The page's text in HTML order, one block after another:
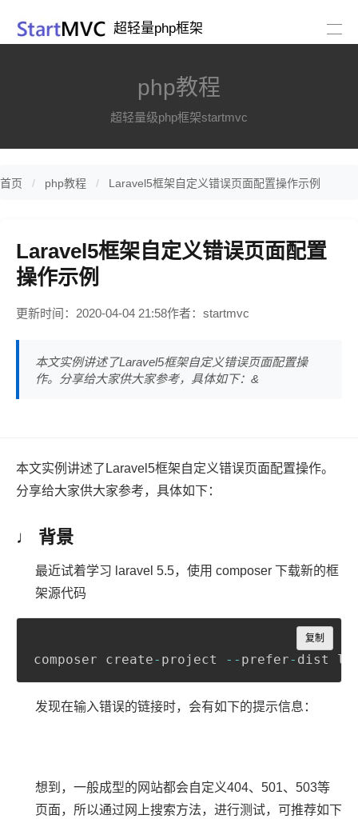
超轻量php框架
php教程
超轻量级php框架startmvc
首页 php教程 Laravel5框架自定义错误页面配置操作示例
Laravel5框架自定义错误页面配置
操作示例
更新时间：2020-04-04 21:58作者：startmvc
本文实例讲述了Laravel5框架自定义错误页面配置操
作。分享给大家供大家参考，具体如下：&
本文实例讲述了Laravel5框架自定义错误页面配置操作。
分享给大家供大家参考，具体如下：
♩ 背景
最近试着学习 laravel 5.5，使用 composer 下载新的框
架源代码
composer create- project -- prefer- dist
复制
Copy
发现在输入错误的链接时，会有如下的提示信息：
想到，一般成型的网站都会自定义404、501、503等
页面，所以通过网上搜索方法，进行测试，可推荐如下